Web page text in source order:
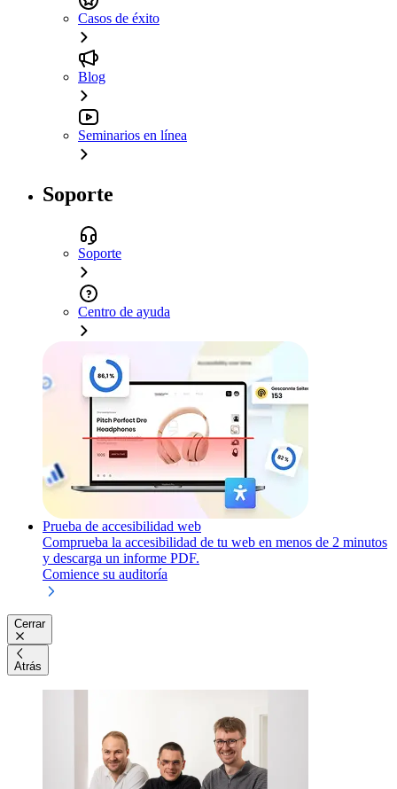
Casos de éxito
Blog
Seminarios en línea
Soporte
Soporte
Centro de ayuda
Prueba de accesibilidad web
Comprueba la accesibilidad de tu web en menos de 2 minutos
y descarga un informe PDF.
Comience su auditoría
Cerrar
Atrás